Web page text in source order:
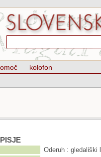
kolofon
Oderuh : gledališki